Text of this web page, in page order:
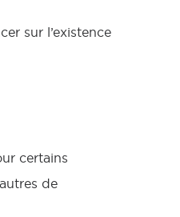
sur l’existence
certains
de